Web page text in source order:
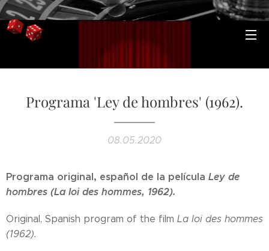
Programa 'Ley de hombres' (1962).
08.05.2020
Programa original, español de la película Ley de
hombres (La loi des hommes, 1962).
Original, Spanish program of the film La loi des hommes
(1962).